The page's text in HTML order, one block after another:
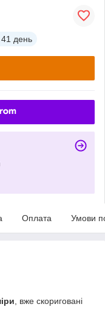
41 день
Оплата Умови
, вже скориговані